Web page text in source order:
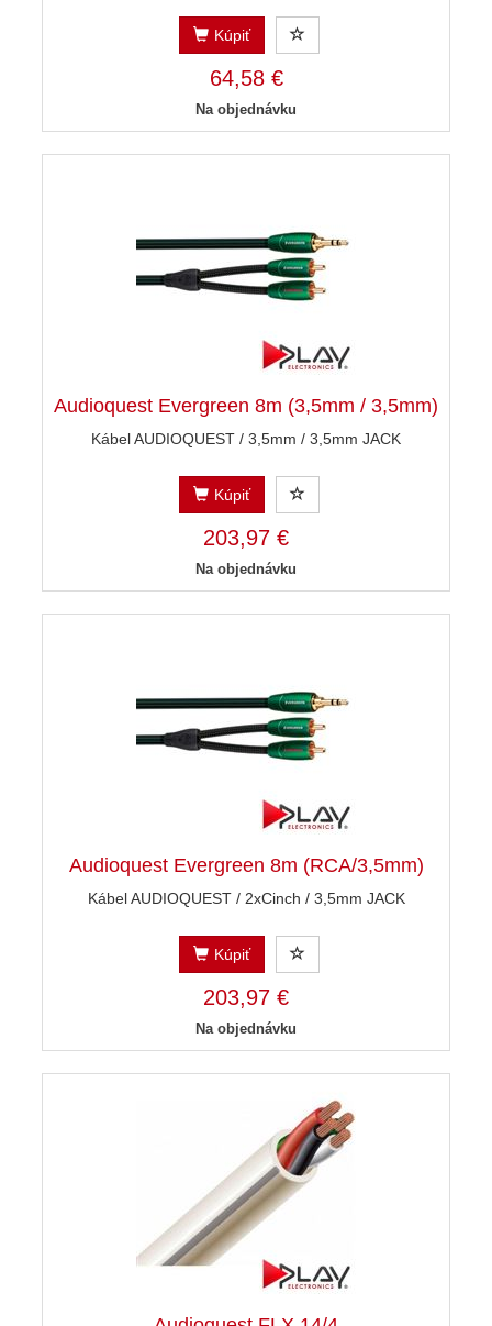
Kúpiť
64,58 €
Na objednávku
Audioquest Evergreen 8m (3,5mm / 3,5mm)
Kábel AUDIOQUEST / 3,5mm / 3,5mm JACK
Kúpiť
203,97 €
Na objednávku
Audioquest Evergreen 8m (RCA/3,5mm)
Kábel AUDIOQUEST / 2xCinch / 3,5mm JACK
Kúpiť
203,97 €
Na objednávku